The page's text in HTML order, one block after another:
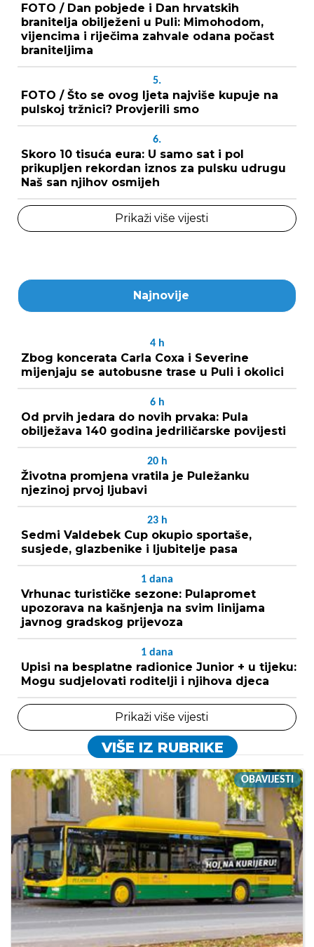
FOTO / Dan pobjede i Dan hrvatskih
branitelja obilježeni u Puli: Mimohodom,
vijencima i riječima zahvale odana počast
braniteljima
5.
FOTO / Što se ovog ljeta najviše kupuje na
pulskoj tržnici? Provjerili smo
6.
Skoro 10 tisuća eura: U samo sat i pol
prikupljen rekordan iznos za pulsku udrugu
Naš san njihov osmijeh
Prikaži više vijesti
Najnovije
4 h
Zbog koncerata Carla Coxa i Severine
mijenjaju se autobusne trase u Puli i okolici
6 h
Od prvih jedara do novih prvaka: Pula
obilježava 140 godina jedriličarske povijesti
20 h
Životna promjena vratila je Puležanku
njezinoj prvoj ljubavi
23 h
Sedmi Valdebek Cup okupio sportaše,
susjede, glazbenike i ljubitelje pasa
1 dana
Vrhunac turističke sezone: Pulapromet
upozorava na kašnjenja na svim linijama
javnog gradskog prijevoza
1 dana
Upisi na besplatne radionice Junior + u tijeku:
Mogu sudjelovati roditelji i njihova djeca
Prikaži više vijesti
VIŠE IZ RUBRIKE
OBAVIJESTI